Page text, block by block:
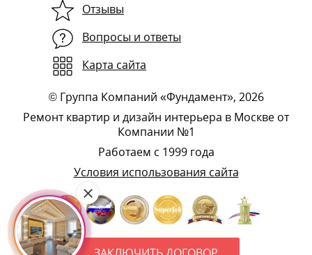
Отзывы
Вопросы и ответы
Карта сайта
© Группа Компаний «Фундамент», 2026
Ремонт квартир и дизайн интерьера в Москве от
Компании №1
Работаем с 1999 года
Условия использования сайта